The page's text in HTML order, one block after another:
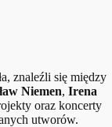
znaleźli się między
Niemen, Irena
oraz koncerty
utworów.